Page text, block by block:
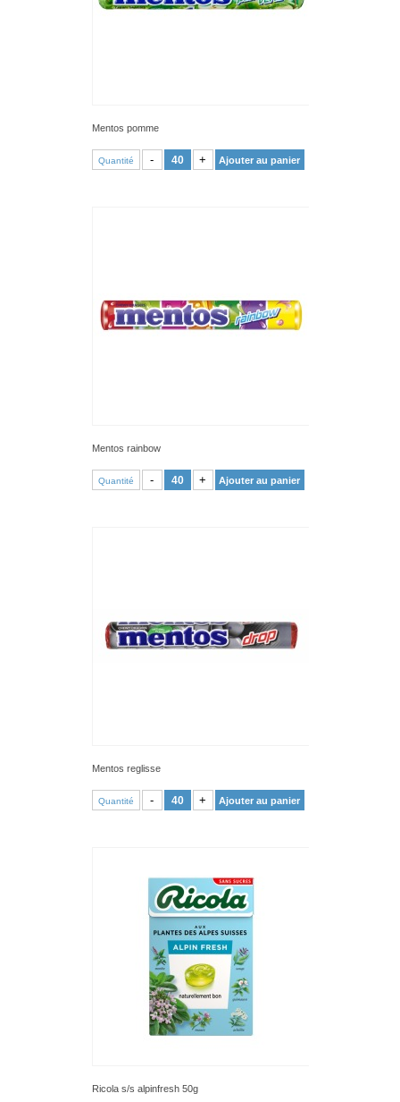
Mentos pomme
Quantité - + Ajouter au panier
Mentos rainbow
Quantité - + Ajouter au panier
Mentos reglisse
Quantité - + Ajouter au panier
Ricola s/s alpinfresh 50g